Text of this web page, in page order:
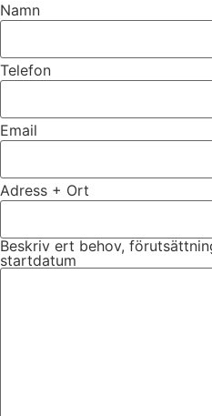
Namn
Telefon
Email
Adress + Ort
Beskriv ert behov,
startdatum